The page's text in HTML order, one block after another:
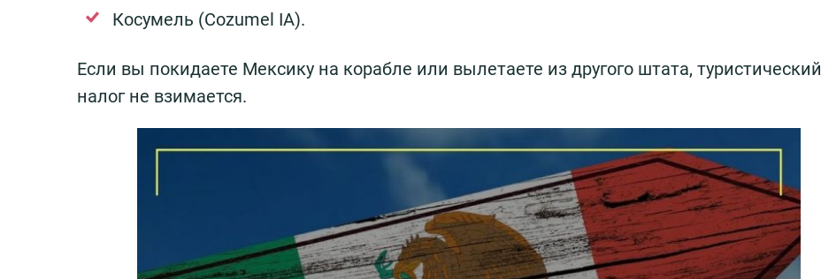
Косумель (Cozumel IA).
Если вы покидаете Мексику на корабле или вылетаете из другого штата, туристический
налог не взимается.